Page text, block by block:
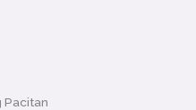
Pacitan